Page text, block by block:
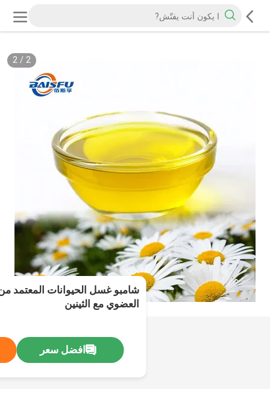
2
/
2
شامبو غسل الحيوانات المعتمد
العضوي مع الثينين
افضل سعر